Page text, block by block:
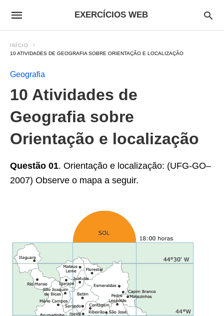
EXERCÍCIOS WEB
INÍCIO
10 ATIVIDADES DE GEOGRAFIA SOBRE ORIENTAÇÃO E LOCALIZAÇÃO
Geografia
10 Atividades de
Geografia sobre
Orientação e localização
Questão 01. Orientação e localização: (UFG-GO–
2007) Observe o mapa a seguir.